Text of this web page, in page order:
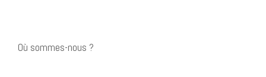
Où sommes-nous ?